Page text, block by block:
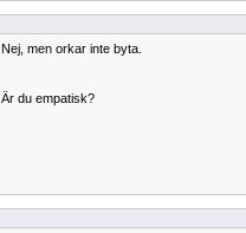
Nej, men orkar inte byta.
Är du empatisk?